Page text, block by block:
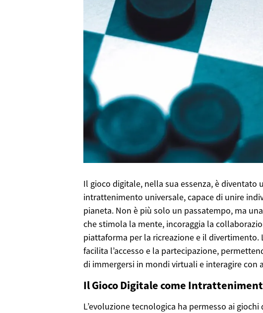
Il gioco digitale, nella sua essenza, è diventato
intrattenimento universale, capace di unire
pianeta. Non è più solo un passatempo, ma
che stimola la mente, incoraggia la
piattaforma per la ricreazione e il divertimento.
facilita l’accesso e la partecipazione,
di immergersi in mondi virtuali e interagire con
Il Gioco Digitale come
L’evoluzione tecnologica ha permesso ai giochi